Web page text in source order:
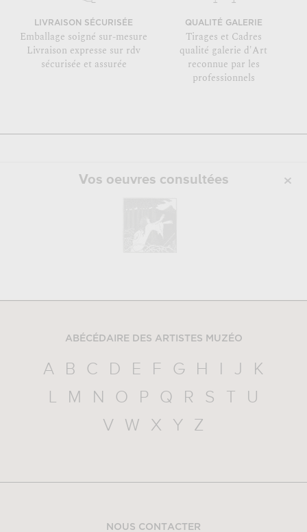
LIVRAISON SÉCURISÉE
Emballage soigné sur-mesure
Livraison expresse sur rdv
sécurisée et assurée
QUALITÉ GALERIE
Tirages et Cadres
qualité galerie d'Art
reconnue par les
professionnels
Vos oeuvres consultées
ABÉCÉDAIRE DES ARTISTES MUZÉO
A B C D E F G H I J
K
L
M N O P Q R S T
U
V
W X Y Z
NOUS CONTACTER